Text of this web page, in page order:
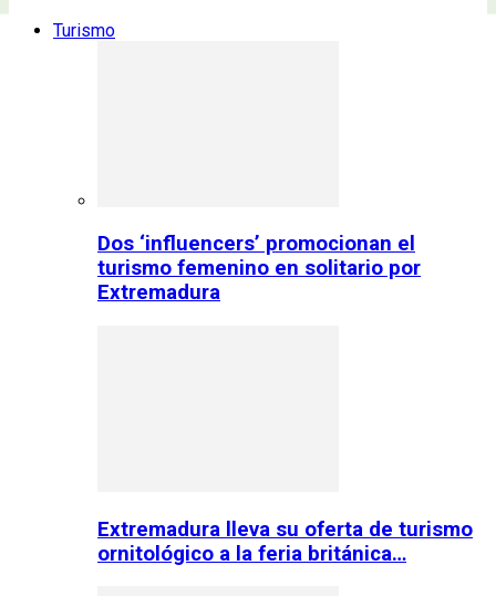
Turismo
Dos ‘influencers’ promocionan el
turismo femenino en solitario por
Extremadura
Extremadura lleva su oferta de turismo
ornitológico a la feria británica…